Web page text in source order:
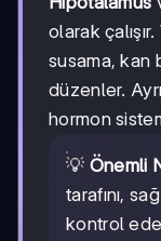
olarak
susama, kan
düzenler.
hormon
💡 Önemli
tarafını,
kontrol